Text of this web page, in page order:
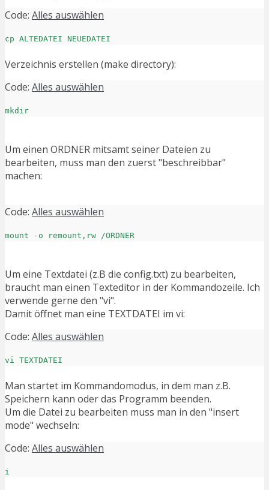
Code: Alles auswählen
cp ALTEDATEI NEUEDATEI
Verzeichnis erstellen (make directory):
Code: Alles auswählen
mkdir
Um einen ORDNER mitsamt seiner Dateien zu
bearbeiten, muss man den zuerst "beschreibbar"
machen:
Code: Alles auswählen
mount -o remount,rw /ORDNER
Um eine Textdatei (z.B die config.txt) zu bearbeiten,
braucht man einen Texteditor in der Kommandozeile. Ich
verwende gerne den "vi".
Damit öffnet man eine TEXTDATEI im vi:
Code: Alles auswählen
vi TEXTDATEI
Man startet im Kommandomodus, in dem man z.B.
Speichern kann oder das Programm beenden.
Um die Datei zu bearbeiten muss man in den "insert
mode" wechseln:
Code: Alles auswählen
i